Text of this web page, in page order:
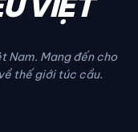
Nam. Mang đến cho
thế giới túc cầu.